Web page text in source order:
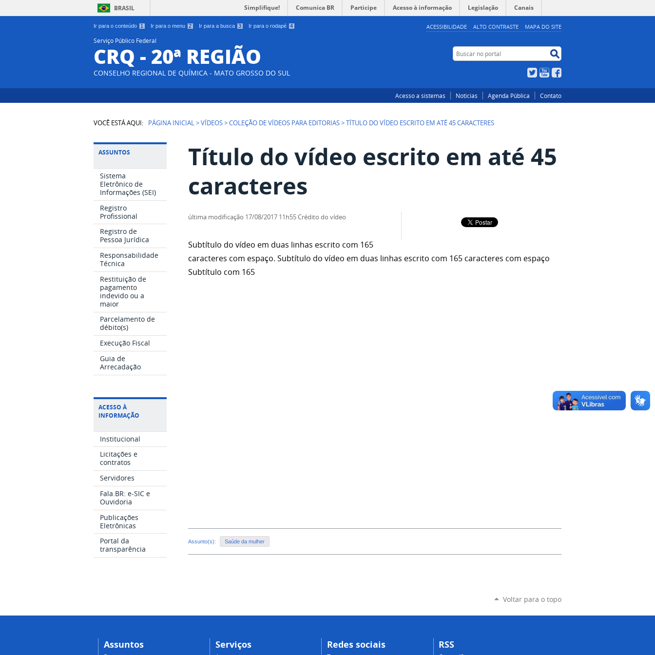
Ir para o conteúdo 1 Ir para o menu 2 Ir para a busca 3 Ir para o rodapé 4 ACESSIBILIDADE ALTO CONTRASTE MAPA DO SITE
BRASIL Simplifique! Comunica BR Participe Acesso à informação Legislação Canais
Serviço Público Federal
CRQ - 20ª REGIÃO
CONSELHO REGIONAL DE QUÍMICA - MATO GROSSO DO SUL
no
Buscar
no
TwitterYouTube
Acesso a sistemas Noticias Agenda Pública Contato
VOCÊ ESTÁ AQUI: PÁGINA INICIAL>VÍDEOS>COLEÇÃO DE VÍDEOS PARA EDITORIAS>TÍTULO DO VÍDEO ESCRITO EM ATÉ 45 CARACTERES
ASSUNTOS
Sistema
Eletrônico de
Informações (SEI)
Registro
Profissional
Registro de
Pessoa Jurídica
Responsabilidade
Técnica
Restituição de
pagamento
indevido ou a
maior
Parcelamento de
débito(s)
Execução Fiscal
Guia de
Arrecadação
ACESSO À
INFORMAÇÃO
Institucional
Licitações e
contratos
Servidores
Fala.BR: e-SIC e
Ouvidoria
Publicações
Eletrônicas
Portal da
transparência
Título do vídeo escrito em até 45
caracteres
última modificação 17/08/2017 11h55Crédito do vídeo
Subtítulo do vídeo em duas linhas escrito com 165
caracteres com espaço. Subtítulo do vídeo em duas linhas escrito com 165 caracteres com espaço
Subtítulo com 165
Assunto(s): Saúde da mulher
Voltar para o topo
Assuntos Serviços Redes sociais RSS